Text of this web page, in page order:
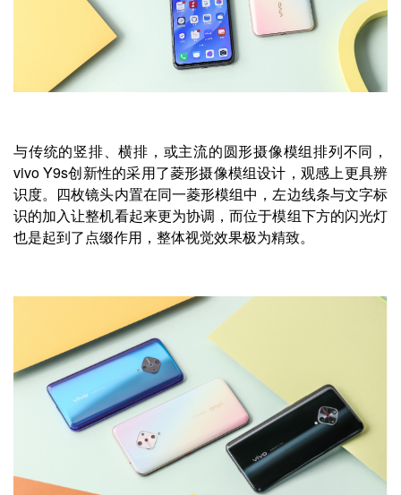
与传统的竖排、横排，或主流的圆形摄像模组排列不同，
vivo Y9s创新性的采用了菱形摄像模组设计，观感上更具辨
识度。四枚镜头内置在同一菱形模组中，左边线条与文字标
识的加入让整机看起来更为协调，而位于模组下方的闪光灯
也是起到了点缀作用，整体视觉效果极为精致。